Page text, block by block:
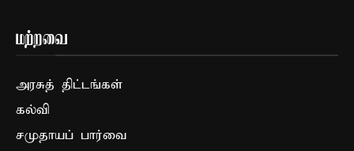
மற்றவை
அரசுத் திட்டங்கள்
கல்வி
சமுதாயப் பார்வை